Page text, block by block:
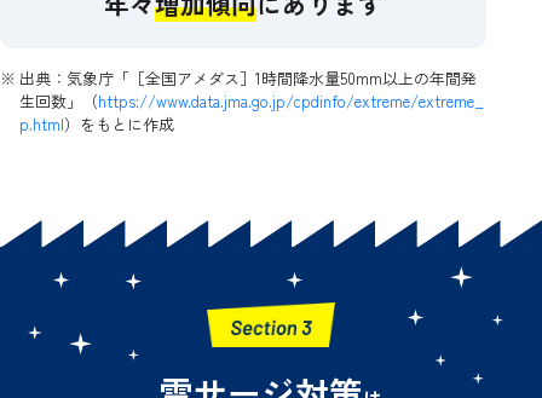
※ 出典：気象庁「［全国アメダス］1時間降水量50mm以上の年間発
生回数」（https://www.data.jma.go.jp/cpdinfo/extreme/extreme_
p.html）をもとに作成